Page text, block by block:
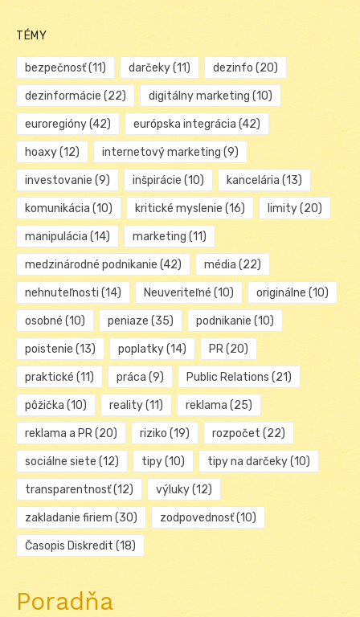
TÉMY
bezpečnosť(11) darčeky(11) dezinfo (20)
dezinformácie (22) digitálny marketing (10)
euroregióny(42) európska integrácia (42)
hoaxy(12) internetový marketing (9)
investovanie (9) inšpirácie (10) kancelária (13)
komunikácia (10) kritické myslenie (16) limity(20)
manipulácia (14) marketing (11)
medzinárodné podnikanie (42) média (22)
nehnuteľnosti (14) Neuveriteľné (10) originálne (10)
osobné (10) peniaze (35) podnikanie (10)
poistenie (13) poplatky(14) PR(20)
praktické (11) práca (9) Public Relations (21)
pôžička (10) reality(11) reklama (25)
reklama a PR(20) riziko (19) rozpočet (22)
sociálne siete (12) tipy(10) tipy na darčeky(10)
transparentnosť(12) výluky(12)
zakladanie firiem (30) zodpovednosť(10)
Časopis Diskredit (18)
Poradňa